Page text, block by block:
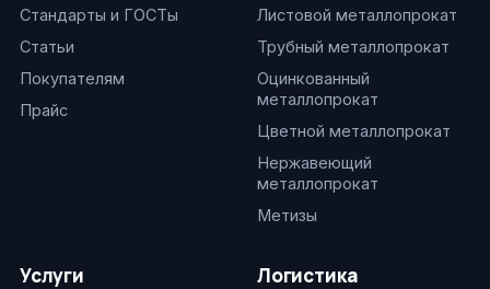
Стандарты и ГОСТы
Статьи
Покупателям
Прайс
Листовой металлопрокат
Трубный металлопрокат
Оцинкованный
металлопрокат
Цветной металлопрокат
Нержавеющий
металлопрокат
Метизы
Услуги Логистика